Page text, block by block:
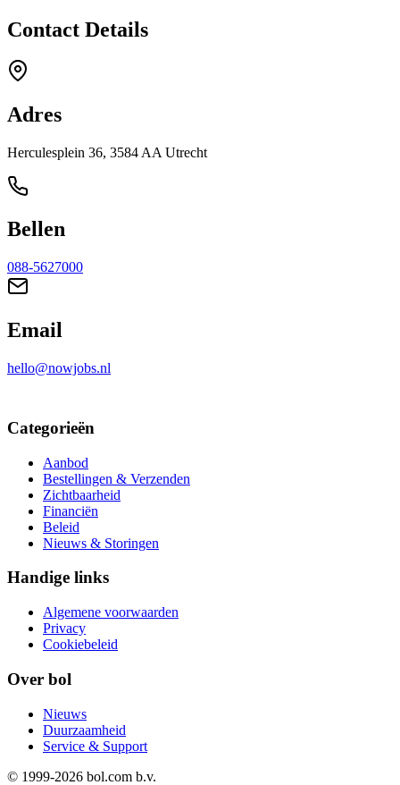
Contact Details
Adres
Herculesplein 36, 3584 AA Utrecht
Bellen
088-5627000
Email
hello@nowjobs.nl
Categorieën
Aanbod
Bestellingen & Verzenden
Zichtbaarheid
Financiën
Beleid
Nieuws & Storingen
Handige links
Algemene voorwaarden
Privacy
Cookiebeleid
Over bol
Nieuws
Duurzaamheid
Service & Support
© 1999-2026 bol.com b.v.